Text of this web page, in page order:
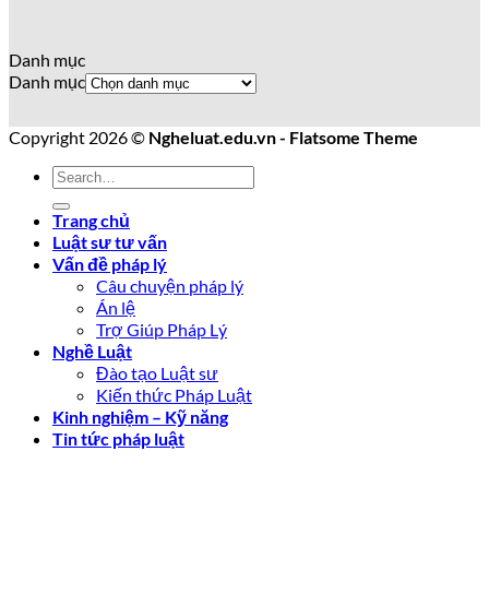
Danh mục
Danh mục
Copyright 2026 © Ngheluat.edu.vn - Flatsome Theme
Trang chủ
Luật sư tư vấn
Vấn đề pháp lý
Câu chuyện pháp lý
Án lệ
Trợ Giúp Pháp Lý
Nghề Luật
Đào tạo Luật sư
Kiến thức Pháp Luật
Kinh nghiệm – Kỹ năng
Tin tức pháp luật